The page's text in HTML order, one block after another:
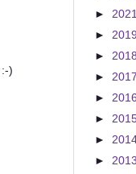
)
► 2021
► 2019
► 2018
► 2017
► 2016
►
►
► 2013